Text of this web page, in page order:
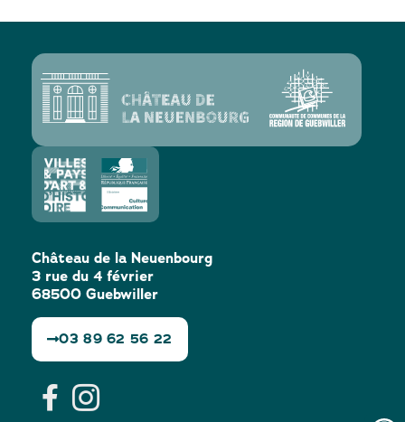
Château de la Neuenbourg
3 rue du 4 février
68500 Guebwiller
03 89 62 56 22